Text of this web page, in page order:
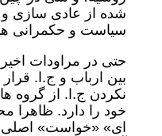
شده از عادی سازی
سیاست و حکمرانی
حتی در مراودات
بین ارباب و ج.ا.
نکردن ج.ا. از گروه
خود را دارد. ظاهرا
ای» «خواست»